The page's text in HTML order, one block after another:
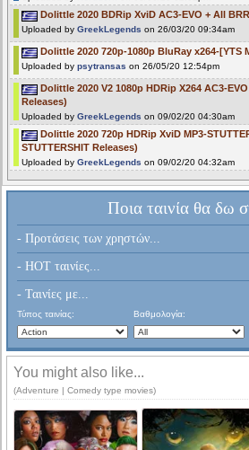
Dolittle 2020 BDRip XviD AC3-EVO + All
Uploaded by GreekLegends on 26/03/20 09:34am
Dolittle 2020 720p-1080p BluRay x264-[YTS
Uploaded by psytransas on 26/05/20 12:54pm
Dolittle 2020 V2 1080p HDRip X264 AC3-
Releases)
Uploaded by GreekLegends on 09/02/20 04:30am
Dolittle 2020 720p HDRip XviD MP3-
STUTTERSHIT Releases)
Uploaded by GreekLegends on 09/02/20 04:32am
Ποια ταινία θα δω
- Προτάσεις των χρηστών...
- HOT ταινίες...
- Ταινίες με...
Τύπος ταινίας: Βαθμολογία:
You might also like...
(Adventure | Comedy type movies)